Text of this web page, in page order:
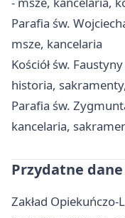
Parafia św.
msze, kancelaria
Kościół św.
historia,
Parafia św.
kancelaria,
Przydatne
Zakład